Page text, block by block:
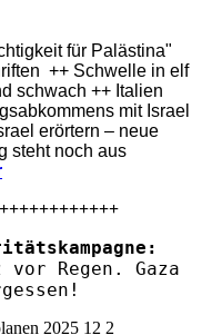
für Palästina"
++ Schwelle in elf
schwach ++ Italien
mit Israel
erörtern – neue
steht noch aus
vor Regen. Gaza